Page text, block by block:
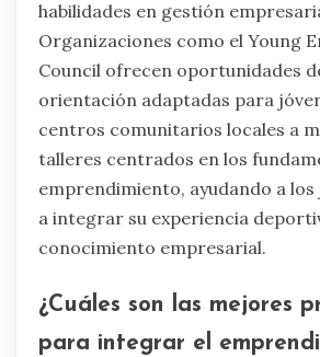
habilidades en gestión
Organizaciones como el Young
Council ofrecen oportunidades
orientación adaptadas para
centros comunitarios locales a
talleres centrados en los
emprendimiento, ayudando a
a integrar su experiencia
conocimiento empresarial.
¿Cuáles son las mejores
para integrar el